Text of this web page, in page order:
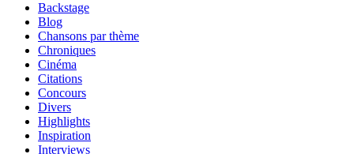
Backstage
Blog
Chansons par thème
Chroniques
Cinéma
Citations
Concours
Divers
Highlights
Inspiration
Interviews